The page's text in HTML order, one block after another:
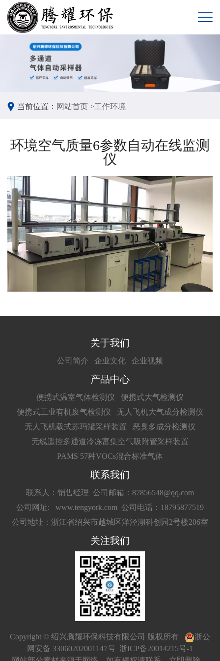
当前位置： 网站首页 >工作环境
环境空气质量6参数自动在线监测
仪
关于我们
公司简介 企业文化 企业视频
产品中心
便携式温室气体检测仪
便携式大气检测仪
便携式工业有机废气检测仪
无人飞机大气成分检测仪
无人飞机载式苏玛罐采样装置
恶臭多成分检测仪
无线遥控多通道冷冻富集空气吸附管采样装置
PAMS 57种VOCs混合标准气体
联系我们
联系人：销售经理 公司邮箱：87856548@qq.com
公司网址: www.tengyork.com 公司电话：18795877519
公司地址：浙江省绍兴市越城区洋泾湖科创园2号楼206室
关注我们
Copyright © 绍兴腾耀环保科技有限公司 版权所有
浙公
网安备 33060202001147号 浙ICP备20014215号-1